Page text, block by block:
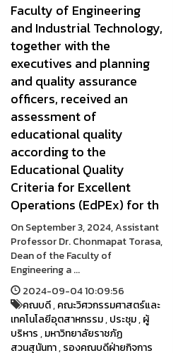
Faculty of Engineering
and Industrial Technology,
together with the
executives and planning
and quality assurance
officers, received an
assessment of
educational quality
according to the
Educational Quality
Criteria for Excellent
Operations (EdPEx) for th
On September 3, 2024, Assistant
Professor Dr. Chonmapat Torasa,
Dean of the Faculty of
Engineering a ...
2024-09-04 10:09:56
คณบดี,คณะวิศวกรรมศาสตร์และ
เทคโนโลยีอุตสาหกรรม,ประชุม,ผู้
บริหาร,มหาวิทยาลัยราชภัฏ
สวนสุนันทา,รองคณบดีฝ่ายกิจการ